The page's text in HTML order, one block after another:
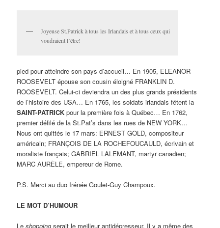
Joyeuse St.Patrick à tous les Irlandais et à tous ceux qui
voudraient l’être!
pied pour atteindre son pays d’accueil… En 1905, ELEANOR
ROOSEVELT épouse son cousin éloigné FRANKLIN D.
ROOSEVELT. Celui-ci deviendra un des plus grands présidents
de l’histoire des USA… En 1765, les soldats irlandais fêtent la
SAINT-PATRICK pour la première fois à Québec… En 1762,
premier défilé de la St.Pat’s dans les rues de NEW YORK…
Nous ont quittés le 17 mars: ERNEST GOLD, compositeur
américain; FRANÇOIS DE LA ROCHEFOUCAULD, écrivain et
moraliste français; GABRIEL LALEMANT, martyr canadien;
MARC AURÈLE, empereur de Rome.
P.S. Merci au duo Irénée Goulet-Guy Champoux.
LE MOT D’HUMOUR
Leshopping serait le meilleur antidépresseur. Il y a même des